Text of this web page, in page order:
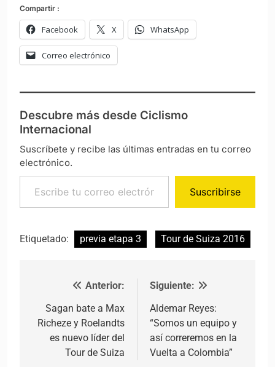
Compartir :
Facebook X WhatsApp
Correo electrónico
Descubre más desde Ciclismo
Internacional
Suscríbete y recibe las últimas entradas en tu correo
electrónico.
Escribe tu correo electrónico…
Suscribirse
Etiquetado: previa etapa 3 Tour de Suiza 2016
Navegación de entradas
Anterior:
Sagan bate a Max
Richeze y Roelandts
es nuevo líder del
Tour de Suiza
Siguiente:
Aldemar Reyes:
“Somos un equipo y
así correremos en la
Vuelta a Colombia”